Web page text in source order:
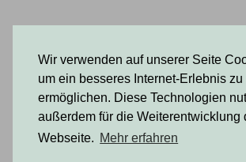
Wir verwenden auf unserer Seite
um ein besseres Internet-Erlebnis zu
ermöglichen. Diese Technologien
außerdem für die Weiterentwicklung
Webseite. Mehr erfahren